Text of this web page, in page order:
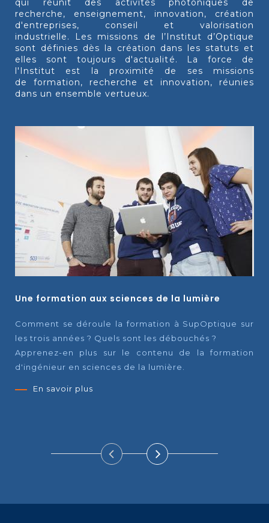
qui réunit des activités photoniques de
recherche, enseignement, innovation, création
d'entreprises, conseil et valorisation
industrielle. Les missions de l’Institut d’Optique
sont définies dès la création dans les statuts et
elles sont toujours d'actualité. La force de
l'Institut est la proximité de ses missions
de formation, recherche et innovation, réunies
dans un ensemble vertueux.
Une formation aux sciences de la lumière
Comment se déroule la formation à SupOptique sur
les trois années ? Quels sont les débouchés ?
Apprenez-en plus sur le contenu de la formation
d'ingénieur en sciences de la lumière.
En savoir plus